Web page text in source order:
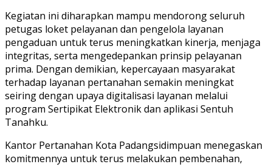
Kegiatan ini diharapkan mampu mendorong seluruh
petugas loket pelayanan dan pengelola layanan
pengaduan untuk terus meningkatkan kinerja, menjaga
integritas, serta mengedepankan prinsip pelayanan
prima. Dengan demikian, kepercayaan masyarakat
terhadap layanan pertanahan semakin meningkat
seiring dengan upaya digitalisasi layanan melalui
program Sertipikat Elektronik dan aplikasi Sentuh
Tanahku.
Kantor Pertanahan Kota Padangsidimpuan menegaskan
komitmennya untuk terus melakukan pembenahan,